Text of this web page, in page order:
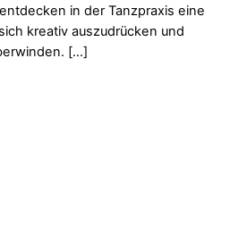
in der Tanzpraxis eine
kreativ auszudrücken und
[…]